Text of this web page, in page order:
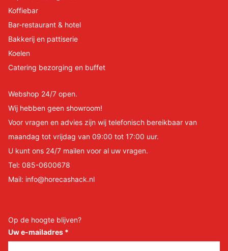
Koffiebar
Bar-restaurant & hotel
Bakkerij en pattiserie
Koelen
Catering bezorging en buffet
Webshop 24/7 open.
Wij hebben geen showroom!
Voor vragen en advies zijn wij telefonisch bereikbaar van
maandag tot vrijdag van 09:00 tot 17:00 uur.
U kunt ons 24/7 mailen voor al uw vragen.
Tel: 085-0600678
Mail: info@horecashack.nl
Op de hoogte blijven?
Uw e-mailadres *